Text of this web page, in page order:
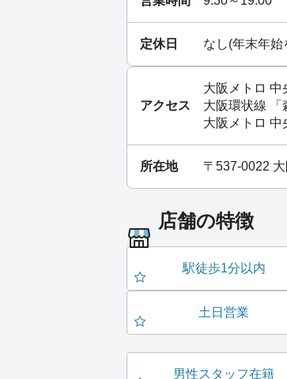
定休日 なし(年末年始
アクセス
大阪メトロ 中
大阪環状線
「
大阪メトロ 中
所在地 〒537-0022
店舗の特徴
駅徒歩1分以内
土日営業
男性スタッフ在籍